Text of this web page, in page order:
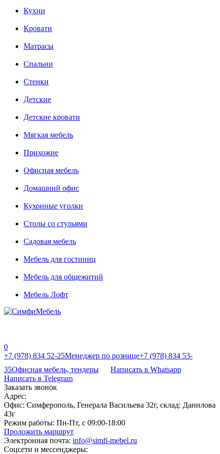
Кухни
Кровати
Матрасы
Cпальни
Стенки
Детские
Детские кровати
Мягкая мебель
Прихожие
Офисная мебель
Домашний офис
Кухонные уголки
Столы со стульями
Садовая мебель
Мебель для гостиниц
Мебель для общежитий
Мебель Лофт
0
+7 (978) 834 52-25Менеджер по рознице+7 (978) 834 53-
35Офисная мебель, тендеры
Написать в Whatsapp
Написать в Telegram
Заказать звонок
Адрес:
Офис: Симферополь, Генерала Васильева 32г, склад: Данилова
43г
Режим работы: Пн-Пт, с 09:00-18:00
Проложить маршрут
Электронная почта: info@simfi-mebel.ru
Соцсети и мессенджеры: